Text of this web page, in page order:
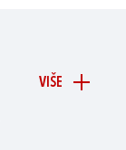
VIŠE